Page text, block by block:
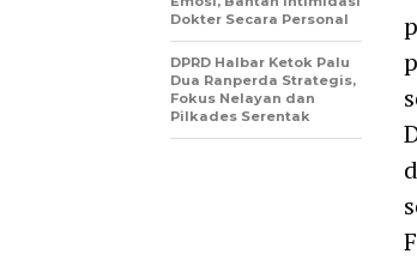
Dokter Secara Personal
DPRD Halbar Ketok Palu
Dua Ranperda Strategis,
Fokus Nelayan dan
Pilkades Serentak